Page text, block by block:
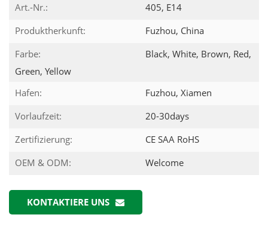
Art.-Nr.:
405, E14
Produktherkunft:
Fuzhou, China
Farbe:
Black, White, Brown, Red,
Green, Yellow
Hafen:
Fuzhou, Xiamen
Vorlaufzeit:
20-30days
Zertifizierung:
CE SAA RoHS
OEM & ODM:
Welcome
KONTAKTIERE UNS